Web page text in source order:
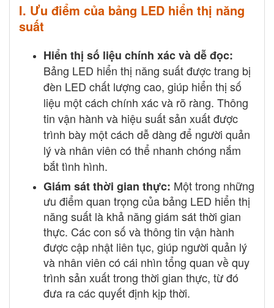
I. Ưu điểm của bảng LED hiển thị năng
suất
Hiển thị số liệu chính xác và dễ đọc:
Bảng LED hiển thị năng suất được trang bị
đèn LED chất lượng cao, giúp hiển thị số
liệu một cách chính xác và rõ ràng. Thông
tin vận hành và hiệu suất sản xuất được
trình bày một cách dễ dàng để người quản
lý và nhân viên có thể nhanh chóng nắm
bắt tình hình.
Giám sát thời gian thực: Một trong những
ưu điểm quan trọng của bảng LED hiển thị
năng suất là khả năng giám sát thời gian
thực. Các con số và thông tin vận hành
được cập nhật liên tục, giúp người quản lý
và nhân viên có cái nhìn tổng quan về quy
trình sản xuất trong thời gian thực, từ đó
đưa ra các quyết định kịp thời.